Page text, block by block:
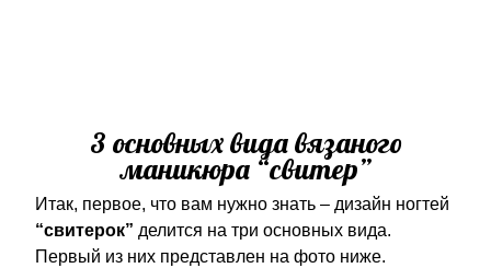
3 основных вида вязаного
маникюра “свитер”
Итак, первое, что вам нужно знать – дизайн ногтей
“свитерок” делится на три основных вида.
Первый из них представлен на фото ниже.